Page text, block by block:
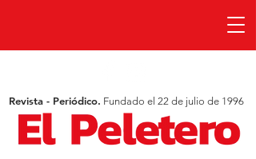
Revista - Periódico. Fundado el 22 de julio de 1996